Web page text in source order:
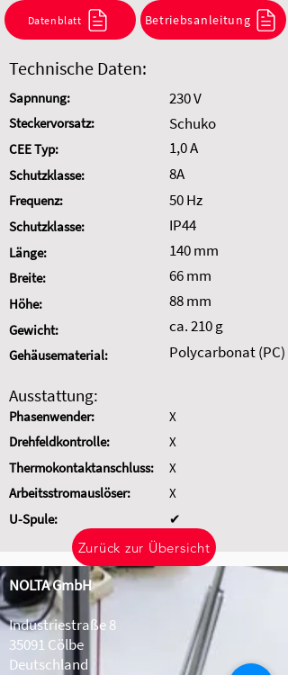
Kombination anzufragen.
Datenblatt Betriebsanleitung
Technische Daten:
Sapnnung:
Steckervorsatz:
CEE Typ:
Schutzklasse:
Frequenz:
Schutzklasse:
Länge:
Breite:
Höhe:
Gewicht:
Gehäusematerial:
230 V
Schuko
1,0 A
8A
50 Hz
IP44
140 mm
66 mm
88 mm
ca. 210 g
Polycarbonat (PC)
Ausstattung:
Phasenwender:
Drehfeldkontrolle:
Thermokontaktanschluss:
Arbeitsstromauslöser:
U-Spule:
X
X
X
X
✔
Zurück zur Übersicht
NOLTA GmbH
Industriestraße 8
35091 Cölbe
Deutschland